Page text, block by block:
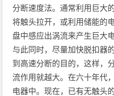
分断速度法。通常利用巨大
将触头拉开，或利用储能的
盘中感应出涡流来产生巨大
与此同时，尽量加快脱扣器
到高速分断的目的，这样，
流作用就越大。在六十年代
电器中。现在，已有无触头